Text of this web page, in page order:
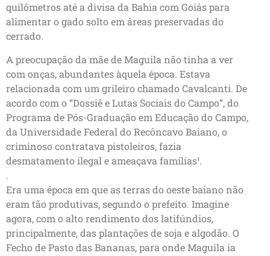
quilômetros até a divisa da Bahia com Goiás para
alimentar o gado solto em áreas preservadas do
cerrado.
A preocupação da mãe de Maguila não tinha a ver
com onças, abundantes àquela época. Estava
relacionada com um grileiro chamado Cavalcanti. De
acordo com o “Dossiê e Lutas Sociais do Campo”, do
Programa de Pós-Graduação em Educação do Campo,
da Universidade Federal do Recôncavo Baiano, o
criminoso contratava pistoleiros, fazia
desmatamento ilegal e ameaçava famílias¹.
.
Era uma época em que as terras do oeste baiano não
eram tão produtivas, segundo o prefeito. Imagine
agora, com o alto rendimento dos latifúndios,
principalmente, das plantações de soja e algodão. O
Fecho de Pasto das Bananas, para onde Maguila ia